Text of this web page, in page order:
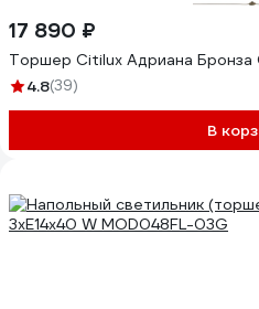
17 890 ₽
Торшер Citilux Адриана Бронза
4.8(39)
В